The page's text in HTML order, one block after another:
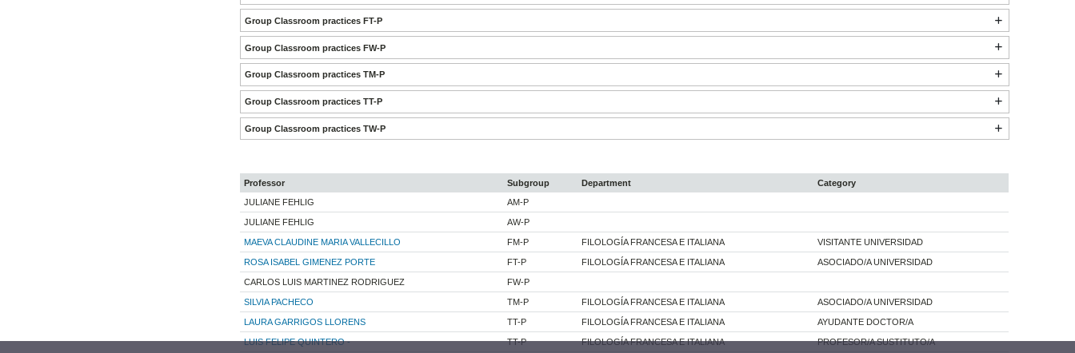
Group Classroom practices FT-P
Group Classroom practices FW-P
Group Classroom practices TM-P
Group Classroom practices TT-P
Group Classroom practices TW-P
Professor Subgroup Department
Category
JULIANE FEHLIG
AM-P
JULIANE FEHLIG AW-P
MAEVA CLAUDINE MARIA VALLECILLO FM-P FILOLOGÍA FRANCESA E ITALIANA VISITANTE UNIVERSIDAD
ROSA ISABEL GIMENEZ PORTE FT-P FILOLOGÍA FRANCESA E ITALIANA ASOCIADO/A UNIVERSIDAD
CARLOS LUIS MARTINEZ RODRIGUEZ FW-P
SILVIA PACHECO TM-P FILOLOGÍA FRANCESA E ITALIANA ASOCIADO/A UNIVERSIDAD
LAURA GARRIGOS LLORENS TT-P FILOLOGÍA FRANCESA E ITALIANA AYUDANTE DOCTOR/A
LUIS FELIPE QUINTERO - TT-P FILOLOGÍA FRANCESA E ITALIANA PROFESOR/A SUSTITUTO/A